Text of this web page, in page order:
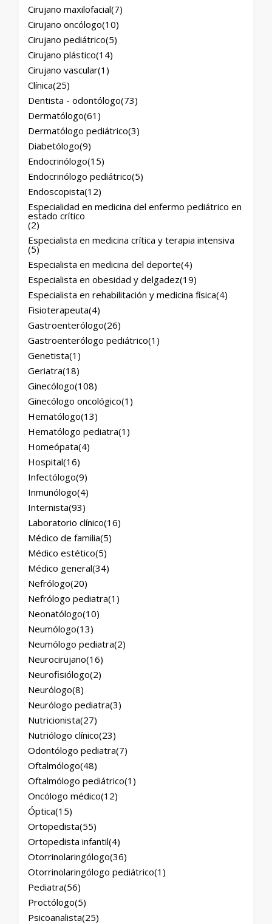
Cirujano maxilofacial(7)
Cirujano oncólogo(10)
Cirujano pediátrico(5)
Cirujano plástico(14)
Cirujano vascular(1)
Clínica(25)
Dentista - odontólogo(73)
Dermatólogo(61)
Dermatólogo pediátrico(3)
Diabetólogo(9)
Endocrinólogo(15)
Endocrinólogo pediátrico(5)
Endoscopista(12)
Especialidad en medicina del enfermo pediátrico en
estado crítico
(2)
Especialista en medicina crítica y terapia intensiva
(5)
Especialista en medicina del deporte(4)
Especialista en obesidad y delgadez(19)
Especialista en rehabilitación y medicina física(4)
Fisioterapeuta(4)
Gastroenterólogo(26)
Gastroenterólogo pediátrico(1)
Genetista(1)
Geriatra(18)
Ginecólogo(108)
Ginecólogo oncológico(1)
Hematólogo(13)
Hematólogo pediatra(1)
Homeópata(4)
Hospital(16)
Infectólogo(9)
Inmunólogo(4)
Internista(93)
Laboratorio clínico(16)
Médico de familia(5)
Médico estético(5)
Médico general(34)
Nefrólogo(20)
Nefrólogo pediatra(1)
Neonatólogo(10)
Neumólogo(13)
Neumólogo pediatra(2)
Neurocirujano(16)
Neurofisiólogo(2)
Neurólogo(8)
Neurólogo pediatra(3)
Nutricionista(27)
Nutriólogo clínico(23)
Odontólogo pediatra(7)
Oftalmólogo(48)
Oftalmólogo pediátrico(1)
Oncólogo médico(12)
Óptica(15)
Ortopedista(55)
Ortopedista infantil(4)
Otorrinolaringólogo(36)
Otorrinolaringólogo pediátrico(1)
Pediatra(56)
Proctólogo(5)
Psicoanalista(25)